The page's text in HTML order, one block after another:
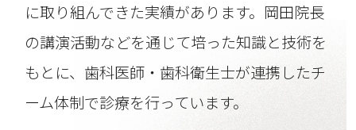
に取り組んできた実績があります。 岡田院長
の講演活動などを通じて培った知識と技術を
もとに、歯科医師・歯科衛生士が連携したチ
ーム体制で診療を行っています。